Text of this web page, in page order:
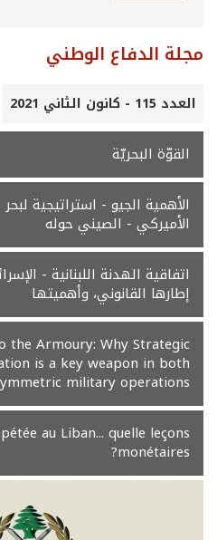
مجلة الدفاع الوطني
العدد 115 - كانون الثاني 2021
القوّة البحريّة
الأهمية الجيو - استراتيجية
الأميركي - الصيني حوله
إطارها القانوني، وأهميتها
the Armoury: Why Strategic
is a key weapon in both
military operations
au Liban... quelle leçons
monétaires?